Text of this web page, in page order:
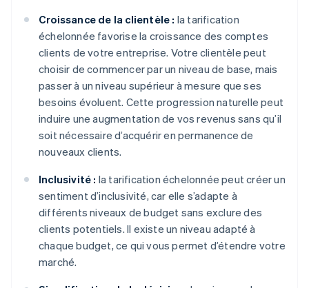
Croissance de la clientèle : la tarification
échelonnée favorise la croissance des comptes
clients de votre entreprise. Votre clientèle peut
choisir de commencer par un niveau de base, mais
passer à un niveau supérieur à mesure que ses
besoins évoluent. Cette progression naturelle peut
induire une augmentation de vos revenus sans qu’il
soit nécessaire d’acquérir en permanence de
nouveaux clients.
Inclusivité : la tarification échelonnée peut créer un
sentiment d’inclusivité, car elle s’adapte à
différents niveaux de budget sans exclure des
clients potentiels. Il existe un niveau adapté à
chaque budget, ce qui vous permet d’étendre votre
marché.